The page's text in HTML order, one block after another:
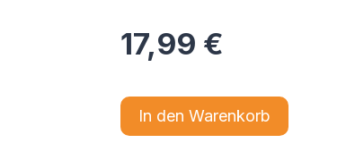
17,99 €
In den Warenkorb